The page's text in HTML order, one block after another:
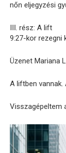
nőn eljegyzési
III. rész: A lift
9:27-kor rezegni
Üzenet Mariana
A liftben vannak.
Visszagépeltem